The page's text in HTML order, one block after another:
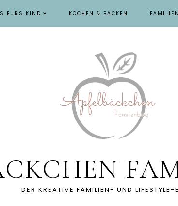
FÜRS KIND KOCHEN & BACKEN
DER KREATIVE FAMILIEN- UND LIFESTYLE-